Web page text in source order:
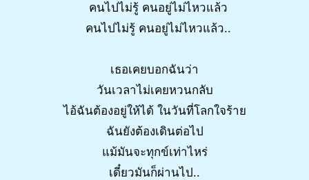
คนไปไม่รู้ คนอยู่ไม่ไหวแล้ว
คนไปไม่รู้ คนอยู่ไม่ไหวแล้ว..
เธอเคยบอกฉันว่า
วันเวลาไม่เคยหวนกลับ
ไอ้ฉันต้องอยู่ให้ได้ ในวันที่โลกใจร้าย
ฉันยังต้องเดินต่อไป
แม้มันจะทุกข์เท่าไหร่
เดี๋ยวมันก็ผ่านไป..